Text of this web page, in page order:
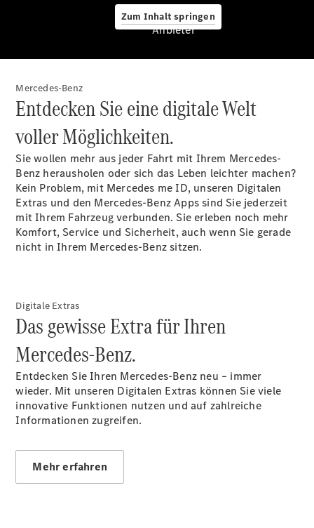
Zum Inhalt springen
Reifen &
Kompletträder
Werkstatt
Rückrufe &
Umrüstungen
Warnung: Betrug
beim
Gebrauchtwagenkauf
Service für
Reisemobile
Gebrauchtwagensuche
Finanzdienste
Über uns
Anbieter
Mercedes-Benz
Entdecken Sie eine digitale Welt
voller Möglichkeiten.
Sie wollen mehr aus jeder Fahrt mit Ihrem Mercedes-
Benz herausholen oder sich das Leben leichter machen?
Kein Problem, mit Mercedes me ID, unseren Digitalen
Extras und den Mercedes-Benz Apps sind Sie jederzeit
mit Ihrem Fahrzeug verbunden. Sie erleben noch mehr
Komfort, Service und Sicherheit, auch wenn Sie gerade
nicht in Ihrem Mercedes-Benz sitzen.
Digitale Extras
Das gewisse Extra für Ihren
Mercedes‑Benz.
Entdecken Sie Ihren Mercedes-Benz neu – immer
wieder. Mit unseren Digitalen Extras können Sie viele
innovative Funktionen nutzen und auf zahlreiche
Informationen zugreifen.
Mehr erfahren